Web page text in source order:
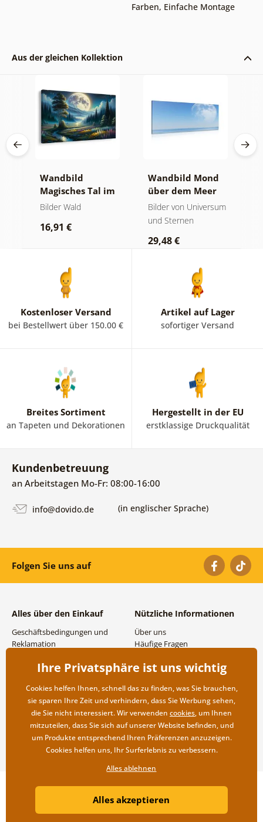
Farben, Einfache Montage
Aus der gleichen Kollektion
Wandbild
Magisches Tal im
Mondschein
Bilder Wald
16,91 €
Wandbild Mond
über dem Meer
Bilder von Universum
und Sternen
29,48 €
Kostenloser Versand
bei Bestellwert über 150.00 €
Artikel auf Lager
sofortiger Versand
Breites Sortiment
an Tapeten und Dekorationen
Hergestellt in der EU
erstklassige Druckqualität
Kundenbetreuung
an Arbeitstagen Mo-Fr: 08:00-16:00
info@dovido.de (in englischer Sprache)
Folgen Sie uns auf
Alles über den Einkauf
Geschäftsbedingungen und
Reklamation
Versand- und
Rücksendung der Ware
Nützliche Informationen
Über uns
Häufige Fragen
Großhandel und
Copyright ©2019 © Dovido.at.
Litvanyi.sk| Online-Shop erstellt von
Ihre Privatsphäre ist uns wichtig
Cookies helfen Ihnen, schnell das zu finden, was Sie brauchen,
sie sparen Ihre Zeit und verhindern, dass Sie Werbung sehen,
die Sie nicht interessiert. Wir verwenden cookies, um Ihnen
mitzuteilen, dass Sie sich auf unserer Website befinden, und
um Produkte entsprechend Ihren Präferenzen anzuzeigen.
Cookies helfen uns, Ihr Surferlebnis zu verbessern.
Alles ablehnen
Alles akzeptieren